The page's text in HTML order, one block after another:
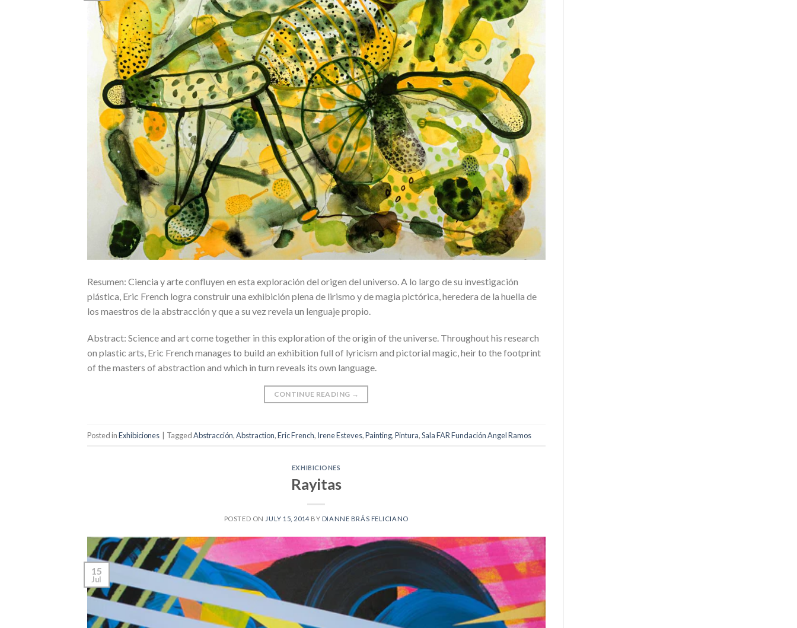
Resumen: Ciencia y arte confluyen en esta exploración del origen del universo. A lo largo de su investigación
plástica, Eric French logra construir una exhibición plena de lirismo y de magia pictórica, heredera de la huella de
los maestros de la abstracción y que a su vez revela un lenguaje propio.
Abstract: Science and art come together in this exploration of the origin of the universe. Throughout his research
on plastic arts, Eric French manages to build an exhibition full of lyricism and pictorial magic, heir to the footprint
of the masters of abstraction and which in turn reveals its own language.
CONTINUE READING →
Posted inExhibiciones TaggedAbstracción,Abstraction,Eric French, Irene Esteves,Painting,Pintura,Sala FAR Fundación Angel Ramos
EXHIBICIONES
Rayitas
POSTED ON JULY 15, 2014 BY DIANNE BRÁS FELICIANO
15
Jul